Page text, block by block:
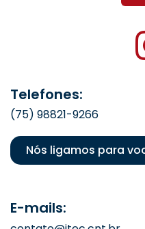
Telefones:
(75) 98821-9266
Nós ligamos para
E-mails: